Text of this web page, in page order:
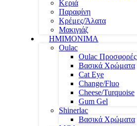
Κεριά
Παραφίνη
Κρέμες/Άλατα
Μακιγιάζ
ΗΜΙΜΟΝΙΜΑ
Oulac
Oulac Προσφορές
Βασικά Χρώματα
Cat Eye
Change/Fluo
Cheese/Turquoise
Gum Gel
Shinerlac
Βασικά Χρώματα